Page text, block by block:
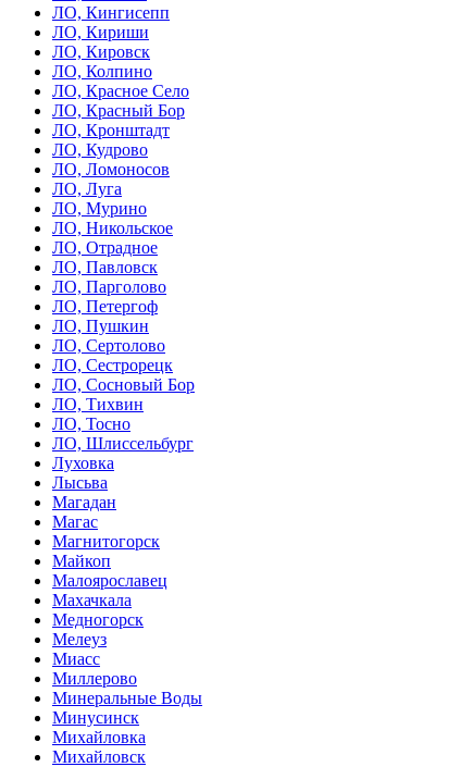
ЛО, Кингисепп
ЛО, Кириши
ЛО, Кировск
ЛО, Колпино
ЛО, Красное Село
ЛО, Красный Бор
ЛО, Кронштадт
ЛО, Кудрово
ЛО, Ломоносов
ЛО, Луга
ЛО, Мурино
ЛО, Никольское
ЛО, Отрадное
ЛО, Павловск
ЛО, Парголово
ЛО, Петергоф
ЛО, Пушкин
ЛО, Сертолово
ЛО, Сестрорецк
ЛО, Сосновый Бор
ЛО, Тихвин
ЛО, Тосно
ЛО, Шлиссельбург
Луховка
Лысьва
Магадан
Магас
Магнитогорск
Майкоп
Малоярославец
Махачкала
Медногорск
Мелеуз
Миасс
Миллерово
Минеральные Воды
Минусинск
Михайловка
Михайловск